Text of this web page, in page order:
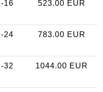
16 523.00 EUR
24 783.00 EUR
32 1044.00 EUR